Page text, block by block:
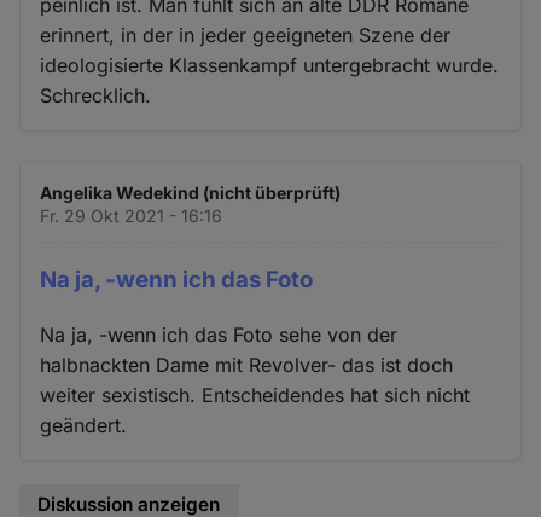
peinlich ist. Man fühlt sich an alte DDR Romane
erinnert, in der in jeder geeigneten Szene der
ideologisierte Klassenkampf untergebracht wurde.
Schrecklich.
Angelika Wedekind (nicht überprüft)
Fr. 29 Okt 2021 - 16:16
Na ja, -wenn ich das Foto
Na ja, -wenn ich das Foto sehe von der
halbnackten Dame mit Revolver- das ist doch
weiter sexistisch. Entscheidendes hat sich nicht
geändert.
Diskussion anzeigen
Cookies